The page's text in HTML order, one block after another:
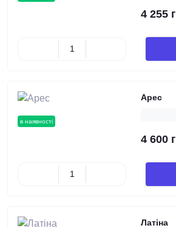
4 255
в наявності
Арес
4 600
Латіна